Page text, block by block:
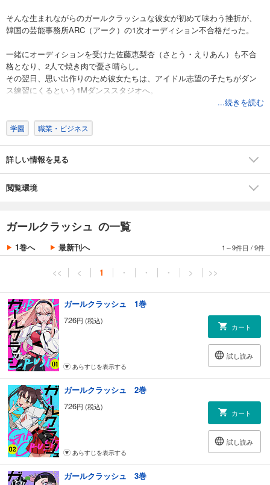
そんな生まれながらのガールクラッシュな彼女が初めて味わう挫折が、
韓国の芸能事務所ARC（アーク）の1次オーディション不合格だった。
一緒にオーディションを受けた佐藤恵梨杏（さとう・えりあん）も不合
格となり、2人で焼き肉で憂さ晴らし。
その翌日、思い出作りのため彼女たちは、アイドル志望の子たちがダン
ス練習にくるという1Mダンススタジオへ。
3人でダンスレッスンを受けているとき、天花はジウのダンス能力に驚い
てしまう。
努力家の一面がある天花は少しでも自分のダンスを磨くため、ジウやダ
ンストレーナーのスキルを真似して上手くなろうとする。
レッスン最後には3人がピックアップされ、全員の前でパフォーマンスを
――その帰り。
恵梨杏のケータイが鳴り、出てみると、ARCからの追加合格の知らせだ
った。
恵梨杏は、合格した。
一方……
「私 負けたの…？」
突然訪れた失望と絶望に押しつぶされそうになった天花は、
「天花ちゃんにK-POPアイドルになってほしい！」と言う恵梨杏へ冷た
い言葉を放って、単身帰国する。
沈んだ気持ちで最初に会いたいと思った相手は、片思いする男の子の湊
晴海（みなと・はるみ）。
夏休みの夕方の教室で、天花は晴海に対して、オーディションに落ちた
自分の失望を素直に伝えることができない。
教室を出て行こうとする晴海を追いかけて、
思わずその腕を掴んでしまった天花の口から出た言葉は……
...続きを読む
学園 職業・ビジネス
詳しい情報を見る
閲覧環境
ガールクラッシュ の一覧
1巻へ 最新刊へ 1～9件目 /9件
<< < 1 ・ ・ ・ > >>
ガールクラッシュ 1巻
726円 (税込)
カート
試し読み
あらすじを表示する
ガールクラッシュ 2巻
726円 (税込)
カート
試し読み
あらすじを表示する
ガールクラッシュ 3巻